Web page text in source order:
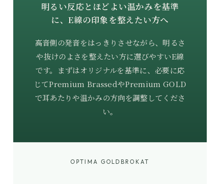
明るい反応とほどよい温かみを基準
に、E線の印象を整えたい方へ
高音側の発音をはっきりさせながら、明るさ
や抜けのよさを整えたい方に選びやすいE線
です。まずはオリジナルを基準に、必要に応
じてPremium BrassedやPremium GOLD
で耳あたりや温かみの方向を調整してくださ
い。
OPTIMA GOLDBROKAT